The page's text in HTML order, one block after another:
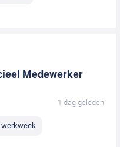
Medewerker
1 dag geleden
werkweek